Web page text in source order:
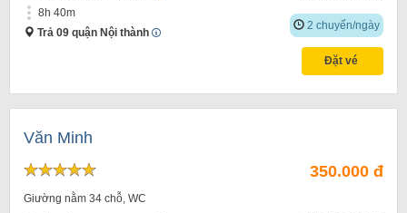
8h 40m
Trả 09 quận Nội thành
2 chuyến/ngày
Đặt vé
Văn Minh
Giường nằm 34 chỗ, WC
350.000 đ